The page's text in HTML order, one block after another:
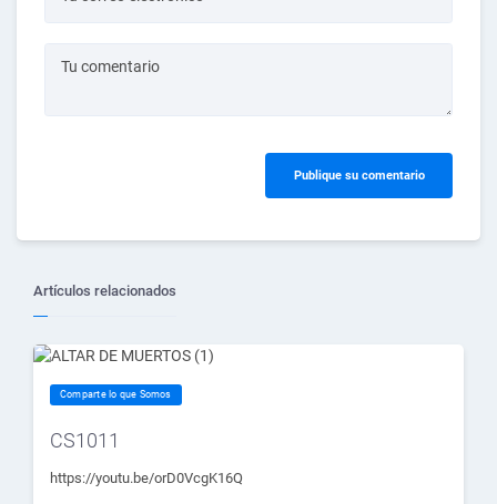
Tu comentario
Publique su comentario
Artículos relacionados
Comparte lo que Somos
CS1011
https://youtu.be/orD0VcgK16Q